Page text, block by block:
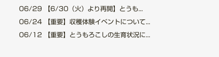
06/29 【6/30（火）より再開】とうも...
06/24 【重要】収穫体験イベントについて...
06/12 【重要】とうもろこしの生育状況に...